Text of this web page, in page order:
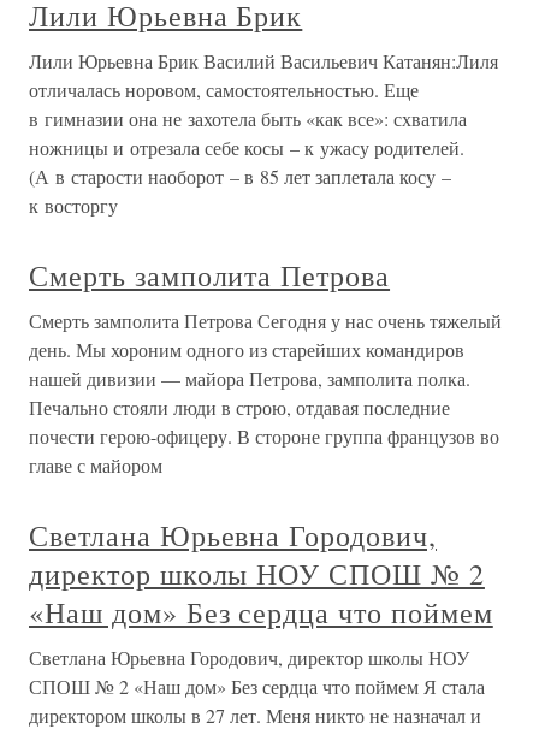
Лили Юрьевна Брик
Лили Юрьевна Брик Василий Васильевич Катанян:Лиля
отличалась норовом, самостоятельностью. Еще
в гимназии она не захотела быть «как все»: схватила
ножницы и отрезала себе косы – к ужасу родителей.
(А в старости наоборот – в 85 лет заплетала косу –
к восторгу
Смерть замполита Петрова
Смерть замполита Петрова Сегодня у нас очень тяжелый
день. Мы хороним одного из старейших командиров
нашей дивизии — майора Петрова, замполита полка.
Печально стояли люди в строю, отдавая последние
почести герою-офицеру. В стороне группа французов во
главе с майором
Светлана Юрьевна Городович,
директор школы НОУ СПОШ № 2
«Наш дом» Без сердца что поймем
Светлана Юрьевна Городович, директор школы НОУ
СПОШ № 2 «Наш дом» Без сердца что поймем Я стала
директором школы в 27 лет. Меня никто не назначал и